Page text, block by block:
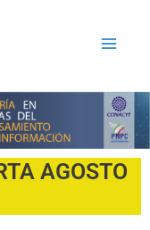
AGOSTO